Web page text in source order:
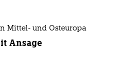
Mittel- und Osteuropa
Ansage